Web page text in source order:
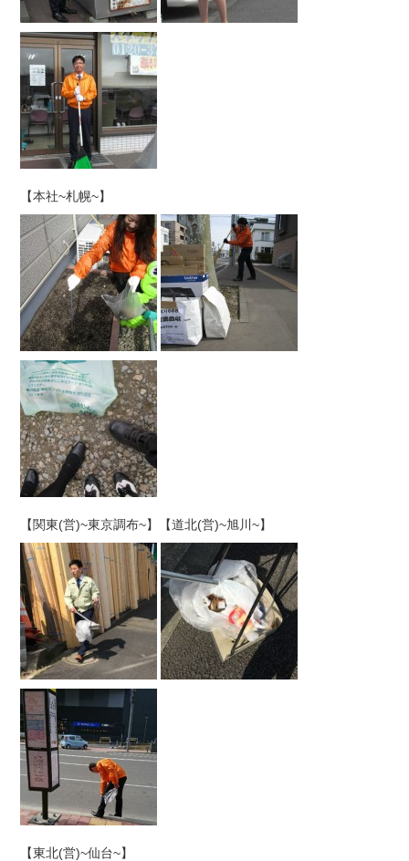
【本社~札幌~】
【関東(営)~東京調布~】【道北(営)~旭川~】
【東北(営)~仙台~】